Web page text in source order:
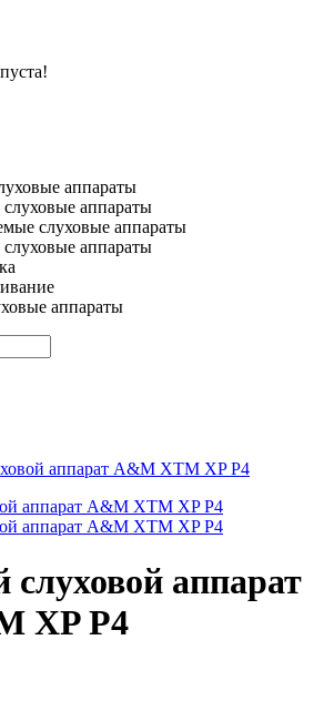
аппараты
аппараты
слуховые аппараты
аппараты
аппараты
аппарат A&M XTM XP P4
аппарат
XP P4